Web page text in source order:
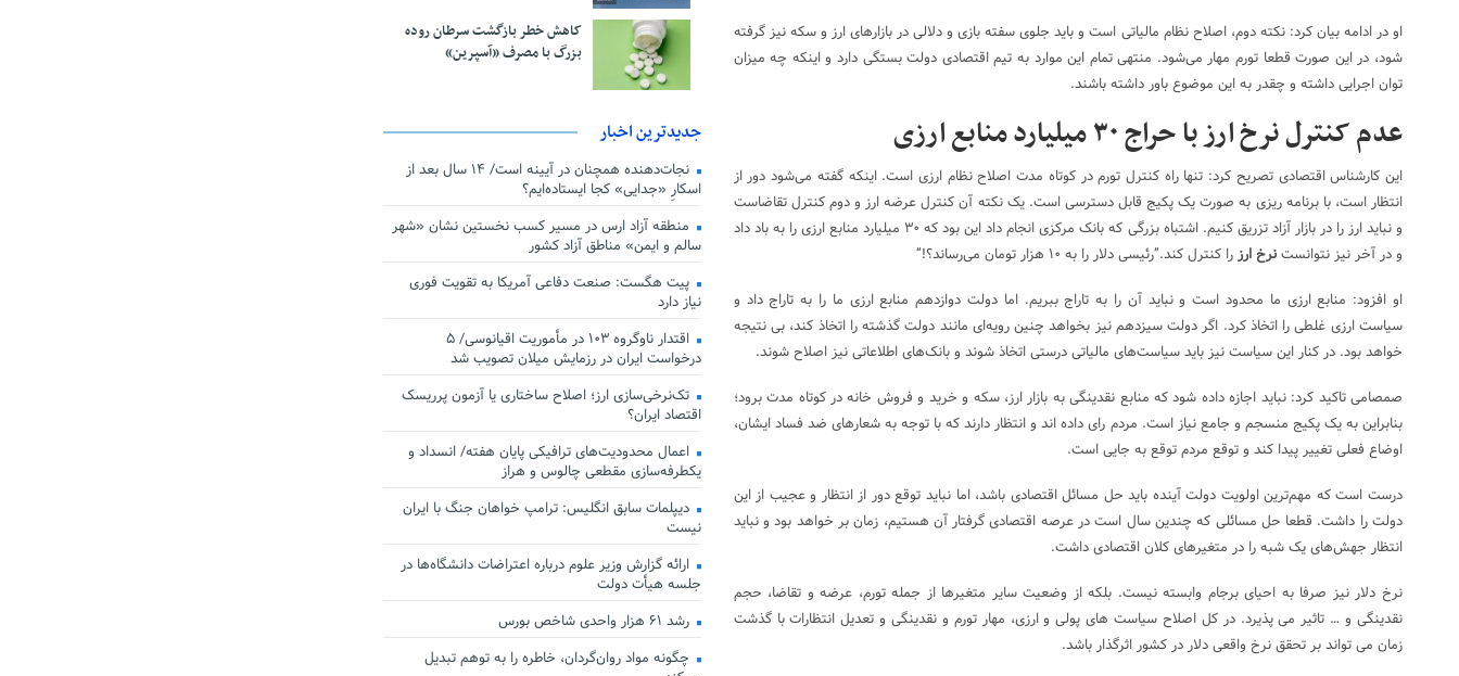
او در ادامه بیان کرد: نکته دوم، اصلاح نظام مالیاتی است و باید جلوی سفته بازی و دلالی در بازار‌های ارز و سکه نیز گرفته
شود، در این صورت قطعا تورم مهار می‌شود. منتهی تمام این موارد به تیم اقتصادی دولت بستگی دارد و اینکه چه میزان
توان اجرایی داشته و چقدر به این موضوع باور داشته باشند.
عدم کنترل نرخ ارز با حراج ۳۰ میلیارد منابع ارزی
این کارشناس اقتصادی تصریح کرد: تنها راه کنترل تورم در کوتاه مدت اصلاح نظام ارزی است. اینکه گفته می‌شود دور از
انتظار است، با برنامه ریزی به صورت یک پکیج قابل دسترسی است. یک نکته آن کنترل عرضه ارز و دوم کنترل تقاضاست
و نباید ارز را در بازار آزاد تزریق کنیم. اشتباه بزرگی که بانک مرکزی انجام داد این بود که ۳۰ میلیارد منابع ارزی را به باد داد
و در آخر نیز نتوانستنرخ ارزرا کنترل کند.”رئیسی دلار را به ۱۰ هزار تومان می‌رساند؟!”
او افزود: منابع ارزی ما محدود است و نباید آن را به تاراج ببریم. اما دولت دوازدهم منابع ارزی ما را به تاراج داد و
سیاست ارزی غلطی را اتخاذ کرد. اگر دولت سیزدهم نیز بخواهد چنین رویه‌ای مانند دولت گذشته را اتخاذ کند، بی نتیجه
خواهد بود. در کنار این سیاست نیز باید سیاست‌های مالیاتی درستی اتخاذ شوند و بانک‌های اطلاعاتی نیز اصلاح شوند.
صمصامی تاکید کرد: نباید اجازه داده شود که منابع نقدینگی به بازار ارز، سکه و خرید و فروش خانه در کوتاه مدت برود؛
بنابراین به یک پکیج منسجم و جامع نیاز است. مردم رای داده اند و انتظار دارند که با توجه به شعار‌های ضد فساد ایشان،
اوضاع فعلی تغییر پیدا کند و توقع مردم توقع به جایی است.
درست است که مهم‌ترین اولویت دولت آینده باید حل مسائل اقتصادی باشد، اما نباید توقع دور از انتظار و عجیب از این
دولت را داشت. قطعا حل مسائلی که چندین سال است در عرصه اقتصادی گرفتار آن هستیم، زمان بر خواهد بود و نباید
انتظار جهش‌های یک شبه را در متغیر‌های کلان اقتصادی داشت.
نرخ دلار نیز صرفا به احیای برجام وابسته نیست. بلکه از وضعیت سایر متغیرها از جمله تورم، عرضه و تقاضا، حجم
نقدینگی و … تاثیر می پذیرد. در کل اصلاح سیاست های پولی و ارزی، مهار تورم و نقدینگی و تعدیل انتظارات با گذشت
زمان می تواند بر تحقق نرخ واقعی دلار در کشور اثرگذار باشد.
کاهش خطر بازگشت سرطان روده
بزرگ با مصرف «آسپرین»
جدیدترین اخبار
نجات‌دهنده‌ همچنان در آیینه است/ ۱۴ سال بعد از
اسکارِ «جدایی» کجا ایستاده‌ایم؟
منطقه آزاد ارس در مسیر کسب نخستین نشان «شهر
سالم و ایمن» مناطق آزاد کشور
پیت هگست: صنعت دفاعی آمریکا به تقویت فوری
نیاز دارد
اقتدار ناوگروه ۱۰۳ در مأموریت‌ اقیانوسی/ ۵
درخواست ایران در رزمایش میلان تصویب شد
تک‌نرخی‌سازی ارز؛ اصلاح ساختاری یا آزمون پرریسک
اقتصاد ایران؟
اعمال محدودیت‌های ترافیکی پایان هفته/ انسداد و
یکطرفه‌سازی مقطعی چالوس و هراز
دیپلمات سابق انگلیس:‌ ترامپ خواهان جنگ با ایران
نیست
ارائه گزارش وزیر علوم درباره اعتراضات دانشگاه‌ها در
جلسه هیأت دولت
رشد ۶۱ هزار واحدی شاخص بورس
چگونه مواد روان‌گردان، خاطره را به توهم تبدیل